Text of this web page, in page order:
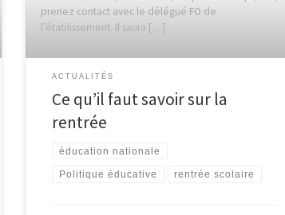
prenez contact avec le délégué FO de
l’établissement. Il saura […]
ACTUALITÉS
Ce qu’il faut savoir sur la
rentrée
éducation nationale
Politique éducative rentrée scolaire